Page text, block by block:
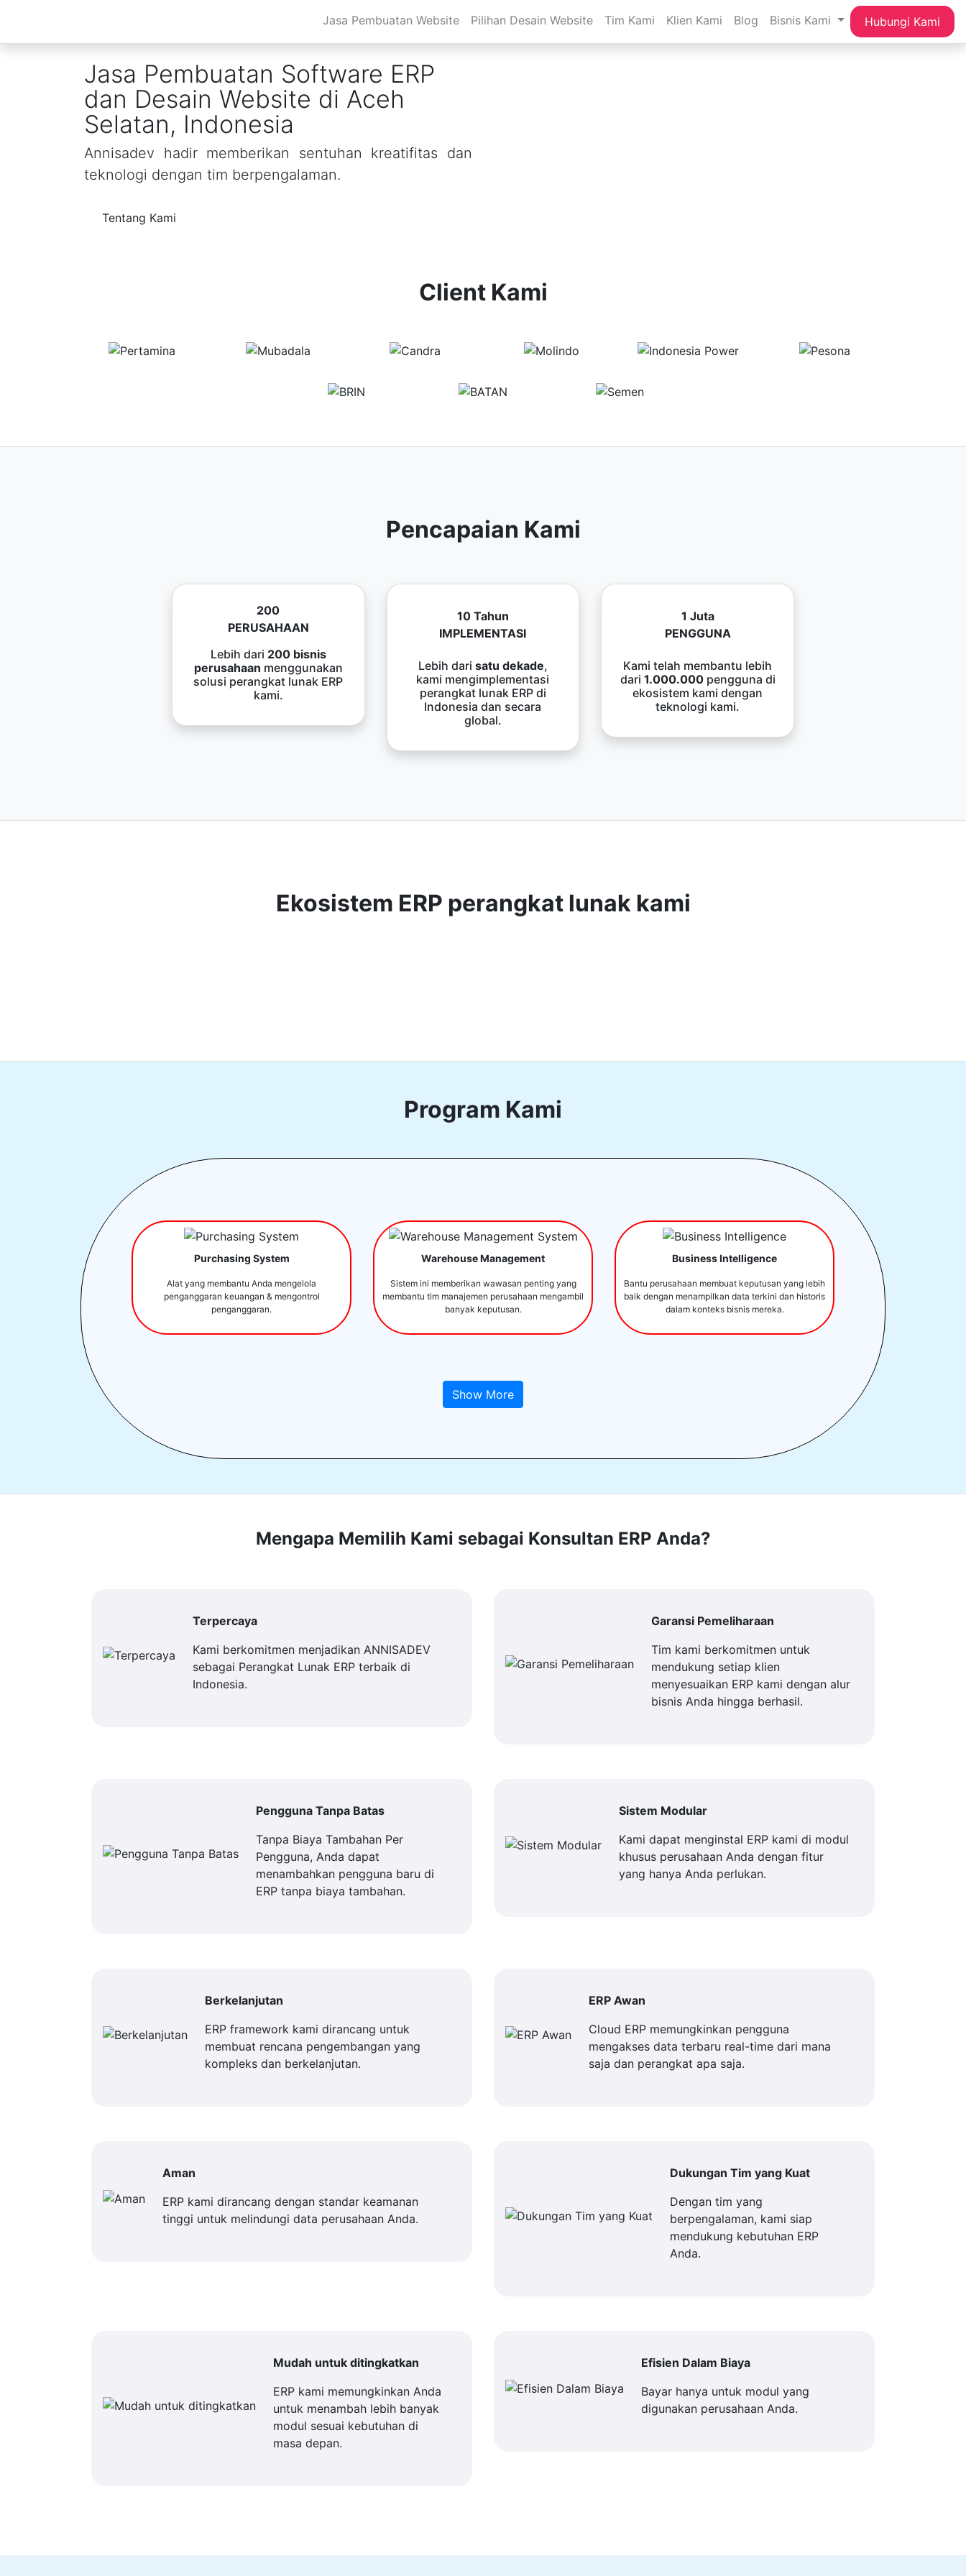
Jasa Pembuatan Website Pilihan Desain Website Tim Kami Klien Kami Blog Bisnis Kami Hubungi Kami
Jasa Pembuatan Software ERP
dan Desain Website di Aceh
Selatan, Indonesia
Annisadev hadir memberikan sentuhan kreatifitas dan
teknologi dengan tim berpengalaman.
Tentang Kami
Client Kami
Pencapaian Kami
200
PERUSAHAAN
Lebih dari 200 bisnis
perusahaan menggunakan
solusi perangkat lunak ERP
kami.
10 Tahun
IMPLEMENTASI
Lebih dari satu dekade,
kami mengimplementasi
perangkat lunak ERP di
Indonesia dan secara
global.
1 Juta
PENGGUNA
Kami telah membantu lebih
dari 1.000.000pengguna di
ekosistem kami dengan
teknologi kami.
Ekosistem ERP perangkat lunak kami
Program Kami
Purchasing System
Alat yang membantu Anda mengelola
penganggaran keuangan & mengontrol
penganggaran.
Warehouse Management
Sistem ini memberikan wawasan penting yang
membantu tim manajemen perusahaan mengambil
banyak keputusan.
Business Intelligence
Bantu perusahaan membuat keputusan yang lebih
baik dengan menampilkan data terkini dan historis
dalam konteks bisnis mereka.
Show More
Mengapa Memilih Kami sebagai Konsultan ERP Anda?
Terpercaya
Kami berkomitmen menjadikan ANNISADEV
sebagai Perangkat Lunak ERP terbaik di
Indonesia.
Garansi Pemeliharaan
Tim kami berkomitmen untuk
mendukung setiap klien
menyesuaikan ERP kami dengan alur
bisnis Anda hingga berhasil.
Pengguna Tanpa Batas
Tanpa Biaya Tambahan Per
Pengguna, Anda dapat
menambahkan pengguna baru di
ERP tanpa biaya tambahan.
Sistem Modular
Kami dapat menginstal ERP kami di modul
khusus perusahaan Anda dengan fitur
yang hanya Anda perlukan.
Berkelanjutan
ERP framework kami dirancang untuk
membuat rencana pengembangan yang
kompleks dan berkelanjutan.
ERP Awan
Cloud ERP memungkinkan pengguna
mengakses data terbaru real-time dari mana
saja dan perangkat apa saja.
Aman
ERP kami dirancang dengan standar keamanan
tinggi untuk melindungi data perusahaan Anda.
Dukungan Tim yang Kuat
Dengan tim yang
berpengalaman, kami siap
mendukung kebutuhan ERP
Anda.
Mudah untuk ditingkatkan
ERP kami memungkinkan Anda
untuk menambah lebih banyak
modul sesuai kebutuhan di
masa depan.
Efisien Dalam Biaya
Bayar hanya untuk modul yang
digunakan perusahaan Anda.